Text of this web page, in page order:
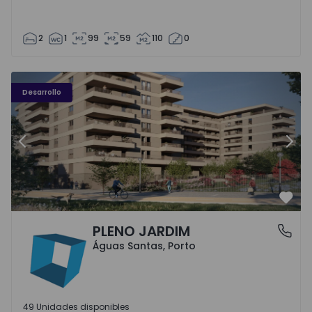
2 1 99 59 110 0
Desarrollo
PLENO JARDIM - 3
Anterior
Águas Santas, PortoPLENO JARDIM
Águas Santas, Porto
49 Unidades disponibles